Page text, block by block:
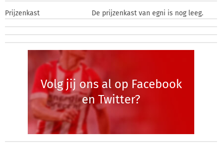
Prijzenkast De prijzenkast van egni is nog leeg.
Volg jij ons al op Facebook
en Twitter?